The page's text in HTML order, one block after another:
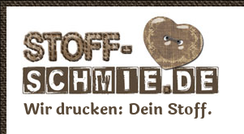
Wir drucken: Dein Stoff.